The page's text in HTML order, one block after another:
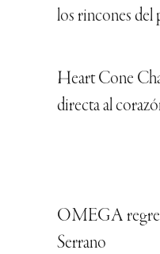
los rincones del
Heart Cone
directa al
OMEGA
Serrano